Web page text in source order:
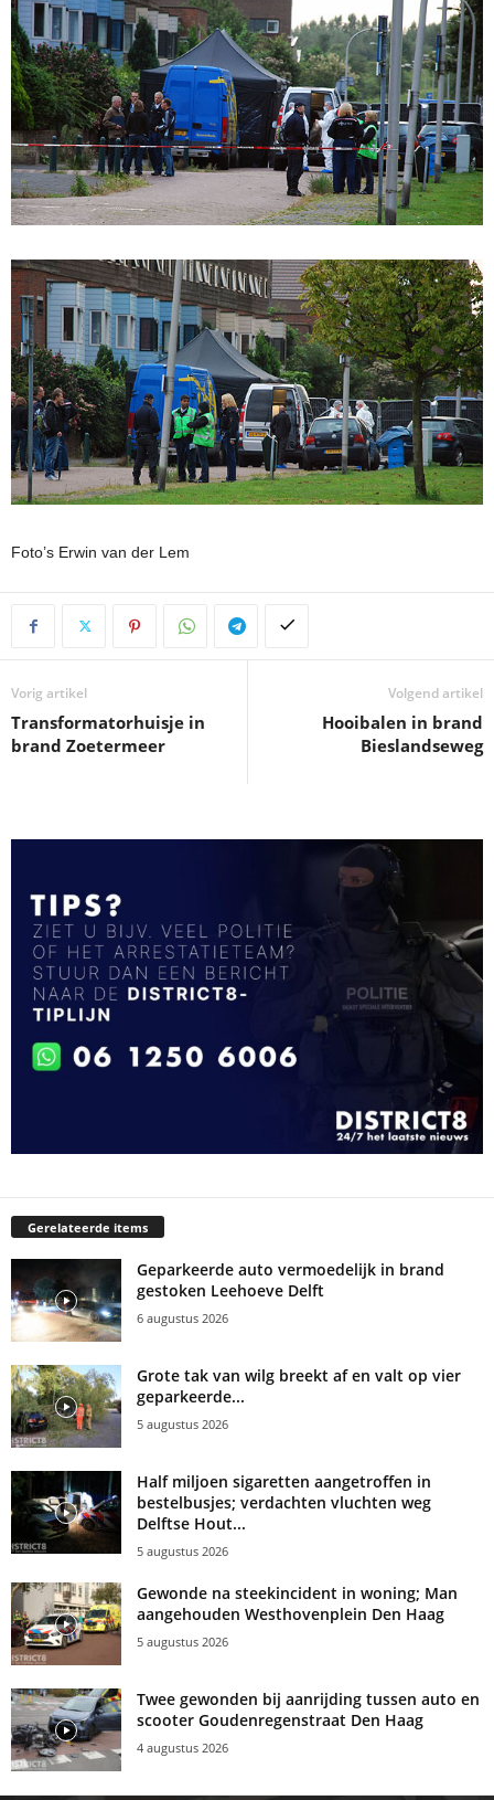
Foto’s Erwin van der Lem
Vorig artikel
Transformatorhuisje in
brand Zoetermeer
Volgend artikel
Hooibalen in brand
Bieslandseweg
Gerelateerde items
Geparkeerde auto vermoedelijk in brand
gestoken Leehoeve Delft
6 augustus 2026
Grote tak van wilg breekt af en valt op vier
geparkeerde...
5 augustus 2026
Half miljoen sigaretten aangetroffen in
bestelbusjes; verdachten vluchten weg
Delftse Hout...
5 augustus 2026
Gewonde na steekincident in woning; Man
aangehouden Westhovenplein Den Haag
5 augustus 2026
Twee gewonden bij aanrijding tussen auto en
scooter Goudenregenstraat Den Haag
4 augustus 2026